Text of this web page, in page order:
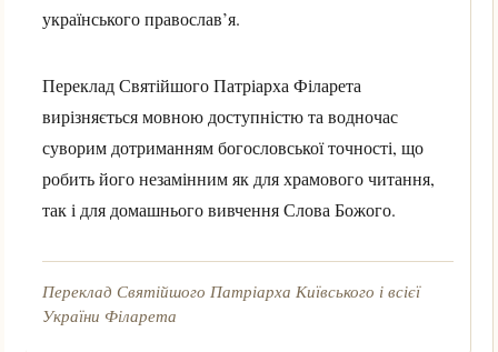
українського православ’я.
Переклад Святійшого Патріарха Філарета
вирізняється мовною доступністю та водночас
суворим дотриманням богословської точності, що
робить його незамінним як для храмового читання,
так і для домашнього вивчення Слова Божого.
Переклад Святійшого Патріарха Київського і всієї
України Філарета